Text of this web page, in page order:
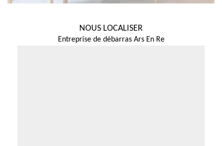
NOUS LOCALISER
Entreprise de débarras Ars En Re